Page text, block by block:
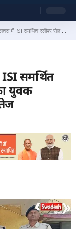
पंजाब का युवक गिरफ्तार; विदेशी संपर्कों की जांच तेज
समर्थित
युवक